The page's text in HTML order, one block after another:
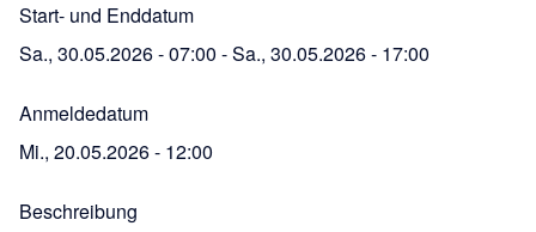
Start- und Enddatum
Sa., 30.05.2026 - 07:00 -Sa., 30.05.2026 - 17:00
Anmeldedatum
Mi., 20.05.2026 - 12:00
Beschreibung